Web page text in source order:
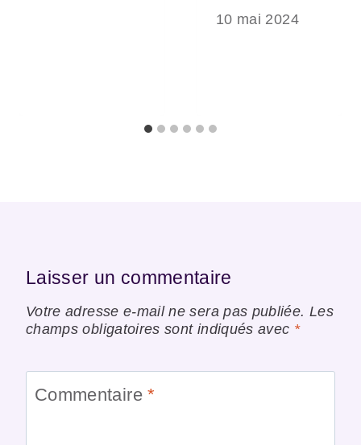
10 mai 2024
Laisser un commentaire
Votre adresse e-mail ne sera pas publiée. Les
champs obligatoires sont indiqués avec *
Commentaire*